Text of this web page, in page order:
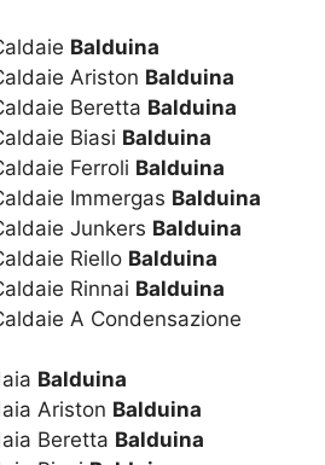
Balduina
Ariston Balduina
Beretta Balduina
Biasi Balduina
Ferroli Balduina
Immergas Balduina
Junkers Balduina
Riello Balduina
Rinnai Balduina
A Condensazione
Balduina
Ariston Balduina
Beretta Balduina